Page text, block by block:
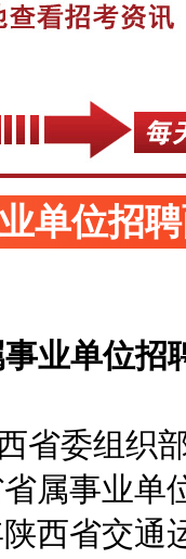
单位招
事业单位招
委组织部
省属事业
西省交通